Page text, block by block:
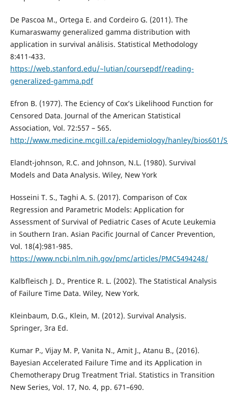
De Pascoa M., Ortega E. and Cordeiro G. (2011). The
Kumaraswamy generalized gamma distribution with
application in survival análisis. Statistical Methodology
8:411-433.
https://web.stanford.edu/~lutian/coursepdf/reading-
generalized-gamma.pdf
Efron B. (1977). The Eciency of Cox’s Likelihood Function for
Censored Data. Journal of the American Statistical
Association, Vol. 72:557 – 565.
http://www.medicine.mcgill.ca/epidemiology/hanley/bios601/
Elandt-johnson, R.C. and Johnson, N.L. (1980). Survival
Models and Data Analysis. Wiley, New York
Hosseini T. S., Taghi A. S. (2017). Comparison of Cox
Regression and Parametric Models: Application for
Assessment of Survival of Pediatric Cases of Acute Leukemia
in Southern Iran. Asian Pacific Journal of Cancer Prevention,
Vol. 18(4):981-985.
https://www.ncbi.nlm.nih.gov/pmc/articles/PMC5494248/
Kalbfleisch J. D., Prentice R. L. (2002). The Statistical Analysis
of Failure Time Data. Wiley, New York.
Kleinbaum, D.G., Klein, M. (2012). Survival Analysis.
Springer, 3ra Ed.
Kumar P., Vijay M. P, Vanita N., Amit J., Atanu B., (2016).
Bayesian Accelerated Failure Time and its Application in
Chemotherapy Drug Treatment Trial. Statistics in Transition
New Series, Vol. 17, No. 4, pp. 671–690.